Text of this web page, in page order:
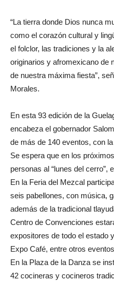
“La tierra donde Dios nunca
como el corazón cultural y
el folclor, las tradiciones y la
originarios y afromexicano de
de nuestra máxima fiesta”,
Morales.
En esta 93 edición de la
encabeza el gobernador
de más de 140 eventos, con
Se espera que en los
personas al “lunes del cerro”,
En la Feria del Mezcal
seis pabellones, con música,
además de la tradicional
Centro de Convenciones
expositores de todo el estado
Expo Café, entre otros
En la Plaza de la Danza se
42 cocineras y cocineros